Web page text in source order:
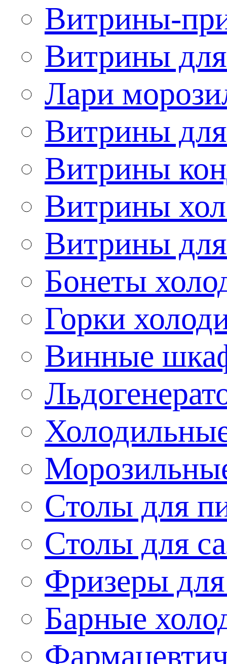
Витрины-
Витрины
Лари
Витрины
Витрины
Витрины
Витрины
Бонеты
Горки
Винные
Столы для
Столы для
Фризеры
Барные